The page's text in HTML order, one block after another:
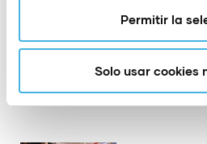
Permitir la
Solo usar cookies
El PAS
homenaje
héroes